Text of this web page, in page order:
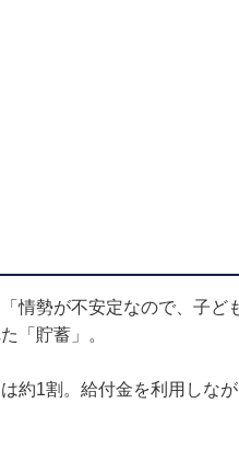
情勢が不安定なので、子ど
「貯蓄」。
約1割。給付金を利用しな